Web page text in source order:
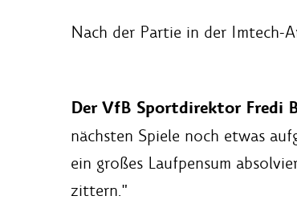
Nach der Partie in der Imtech-
Der VfB Sportdirektor Fredi
nächsten Spiele noch etwas
ein großes Laufpensum
zittern."